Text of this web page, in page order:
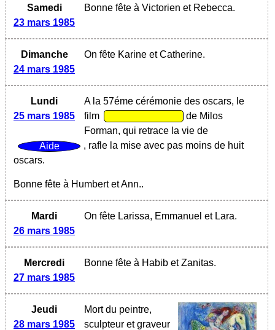
Samedi
23 mars 1985
Bonne fête à Victorien et Rebecca.
Dimanche
24 mars 1985
On fête Karine et Catherine.
Lundi
25 mars 1985
A la 57éme cérémonie des oscars, le
film
de Milos
Forman, qui retrace la vie de
, rafle la mise avec pas moins de huit
oscars.
Bonne fête à Humbert et Ann..
Mardi
26 mars 1985
On fête Larissa, Emmanuel et Lara.
Mercredi
27 mars 1985
Bonne fête à Habib et Zanitas.
Jeudi
28 mars 1985
Mort du peintre,
sculpteur et graveur